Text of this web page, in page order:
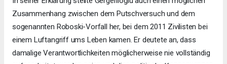
Zusammenhang zwischen dem Putschversuch und dem
sogenannten Roboski-Vorfall her, bei dem 2011 Zivilisten bei
einem Luftangriff ums Leben kamen. Er deutete an, dass
damalige Verantwortlichkeiten möglicherweise nie vollständig